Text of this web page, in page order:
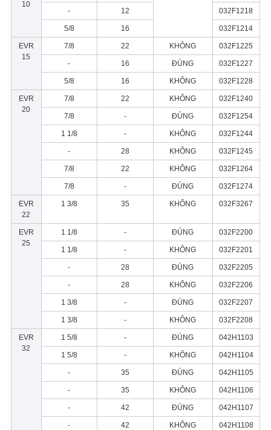
10
- 12 032F1218
5/8 16 032F1214
EVR
15
7/8 22 KHÔNG 032F1225
- 16 ĐÚNG 032F1227
5/8 16 KHÔNG 032F1228
EVR
20
7/8 22 KHÔNG 032F1240
7/8 - ĐÚNG 032F1254
1 1/8 - KHÔNG 032F1244
- 28 KHÔNG 032F1245
7/8 22 KHÔNG 032F1264
7/8 - ĐÚNG 032F1274
EVR
22
1 3/8 35 KHÔNG 032F3267
EVR
25
1 1/8 - ĐÚNG 032F2200
1 1/8 - KHÔNG 032F2201
- 28 ĐÚNG 032F2205
- 28 KHÔNG 032F2206
1 3/8 - ĐÚNG 032F2207
1 3/8 - KHÔNG 032F2208
EVR
32
1 5/8 - ĐÚNG 042H1103
1 5/8 - KHÔNG 042H1104
- 35 ĐÚNG 042H1105
- 35 KHÔNG 042H1106
- 42 ĐÚNG 042H1107
- 42 KHÔNG 042H1108